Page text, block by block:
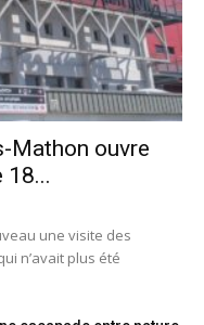
Mathon ouvre
18...
une visite des
n’avait plus été